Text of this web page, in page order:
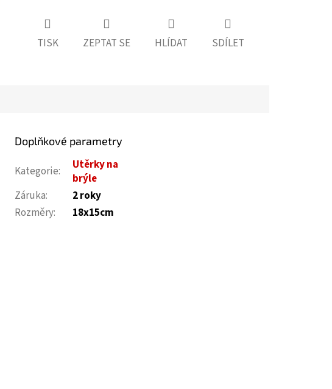
TISK ZEPTAT SE HLÍDAT SDÍLET
Doplňkové parametry
Kategorie:
Utěrky na
brýle
Záruka:
2 roky
Rozměry: 18x15cm